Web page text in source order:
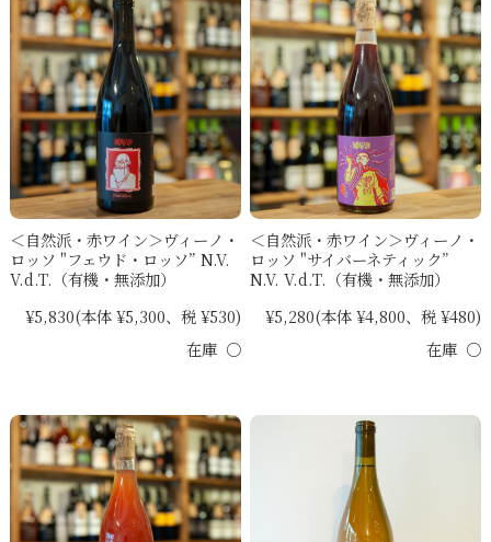
＜自然派・赤ワイン＞ヴィーノ・
ロッソ "フェウド・ロッソ” N.V.
V.d.T.（有機・無添加）
¥5,830(本体 ¥5,300、税 ¥530)
在庫 ○
＜自然派・赤ワイン＞ヴィーノ・
ロッソ "サイバーネティック”
N.V. V.d.T.（有機・無添加）
¥5,280(本体 ¥4,800、税 ¥480)
在庫 ○